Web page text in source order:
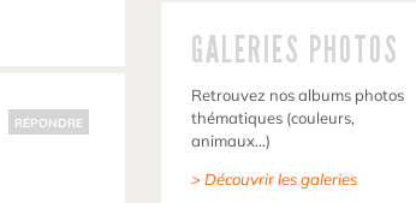
RÉPONDRE
GALERIES PHOTOS
Retrouvez nos albums photos
thématiques (couleurs,
animaux…)
> Découvrir les galeries